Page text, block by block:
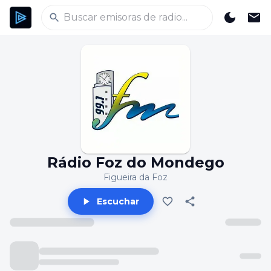
Rádio Foz do Mondego
Figueira da Foz
Escuchar